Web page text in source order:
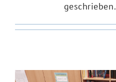
geschrieben.